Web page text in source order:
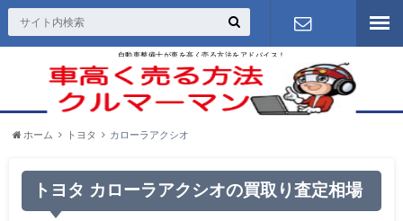
自動車整備士が車を高く売る方法をアドバイス！
お問い合わ
せ
ホーム トヨタ カローラアクシオ
トヨタ カローラアクシオの買取り査定相場